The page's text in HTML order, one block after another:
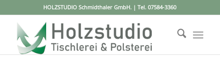
HOLZSTUDIO Schmidthaler GmbH. | Tel.07584-3360